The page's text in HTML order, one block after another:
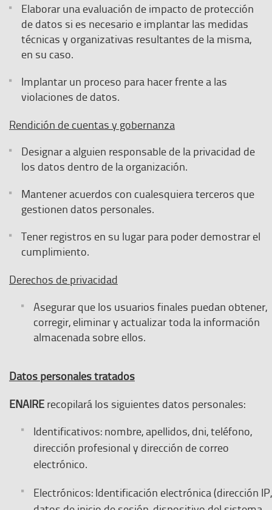
Elaborar una evaluación de impacto de protección
de datos si es necesario e implantar las medidas
técnicas y organizativas resultantes de la misma,
en su caso.
Implantar un proceso para hacer frente a las
violaciones de datos.
Rendición de cuentas y gobernanza
Designar a alguien responsable de la privacidad de
los datos dentro de la organización.
Mantener acuerdos con cualesquiera terceros que
gestionen datos personales.
Tener registros en su lugar para poder demostrar el
cumplimiento.
Derechos de privacidad
Asegurar que los usuarios finales puedan obtener,
corregir, eliminar y actualizar toda la información
almacenada sobre ellos.
Datos personales tratados
ENAIRE recopilará los siguientes datos personales:
Identificativos: nombre, apellidos, dni, teléfono,
dirección profesional y dirección de correo
electrónico.
Electrónicos: Identificación electrónica (dirección IP,